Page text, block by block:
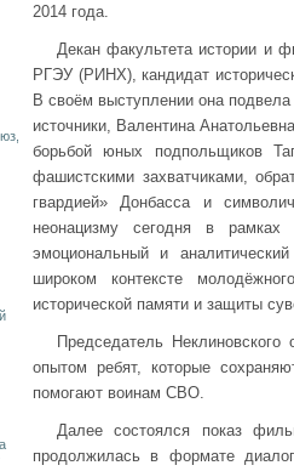
2014 года.
Декан факультета истории и
РГЭУ (РИНХ), кандидат
В своём выступлении она
источники, Валентина
борьбой юных подпольщиков
фашистскими захватчиками,
гвардией» Донбасса и
неонацизму сегодня в
эмоциональный и
широком контексте
исторической памяти и защиты
Председатель
опытом ребят, которые
помогают воинам СВО.
Далее состоялся показ
продолжилась в формате